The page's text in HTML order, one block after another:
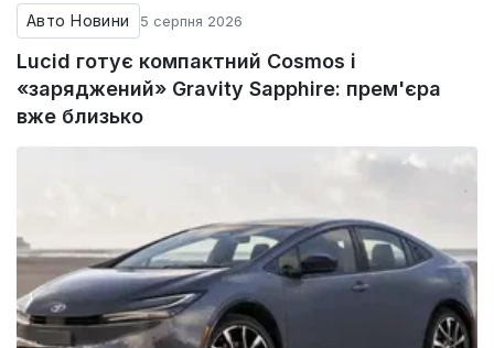
Авто Новини 5 серпня 2026
Lucid готує компактний Cosmos і
«заряджений» Gravity Sapphire: прем'єра
вже близько